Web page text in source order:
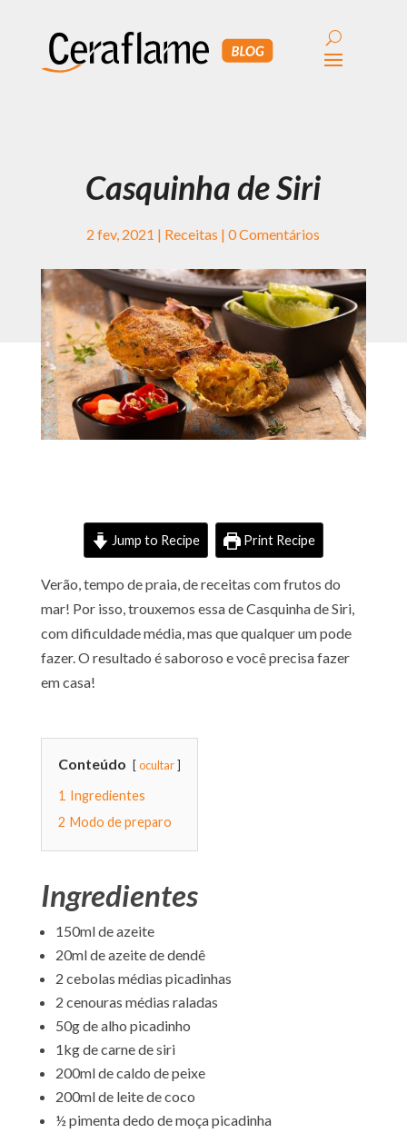
Casquinha de Siri
2 fev, 2021 | Receitas |0 Comentários
Jump to Recipe Print Recipe
Verão, tempo de praia, de receitas com frutos do
mar! Por isso, trouxemos essa de Casquinha de Siri,
com dificuldade média, mas que qualquer um pode
fazer. O resultado é saboroso e você precisa fazer
em casa!
Conteúdo ocultar
1 Ingredientes
2 Modo de preparo
Ingredientes
150ml de azeite
20ml de azeite de dendê
2 cebolas médias picadinhas
2 cenouras médias raladas
50g de alho picadinho
1kg de carne de siri
200ml de caldo de peixe
200ml de leite de coco
½ pimenta dedo de moça picadinha